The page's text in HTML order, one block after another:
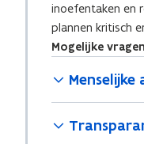
inoefentaken en
plannen kritisch
Mogelijke